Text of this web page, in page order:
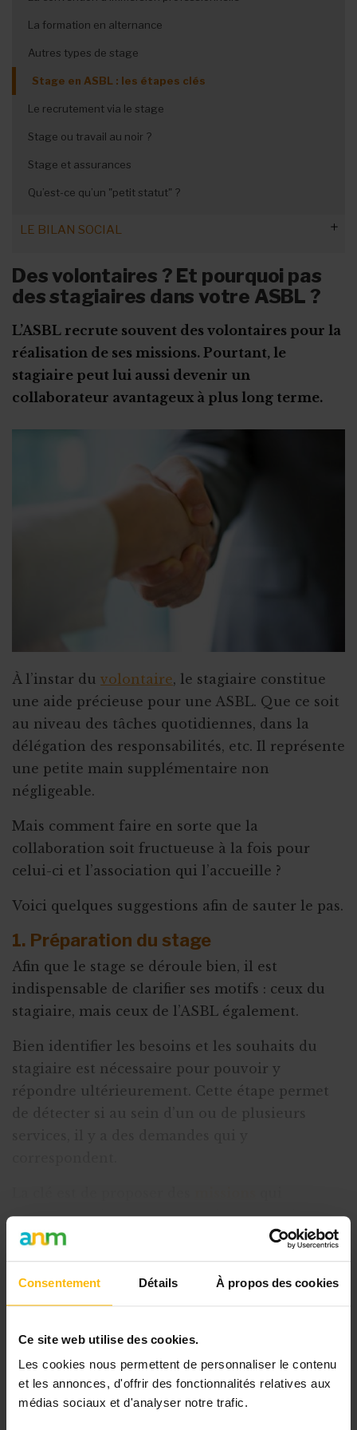
Consentement Détails À propos des cookies
Ce site web utilise des cookies.
Les cookies nous permettent de personnaliser le contenu
et les annonces, d'offrir des fonctionnalités relatives aux
médias sociaux et d'analyser notre trafic.
Les outils de la concertation interne
Licenciement et préavis
Rupture du contrat à l’amiable
Rupture pour faute grave
Subsides et licenciement
Fin ou rupture du contrat étudiant
Les formalités administratives
Non-respect de la convention de stage
La formation en alternance
Autres types de stage
Stage en ASBL : les étapes clés
Le recrutement via le stage
Stage ou travail au noir ?
Stage et assurances
Qu’est-ce qu’un "petit statut" ?
LE BILAN SOCIAL
Quelles informations faut-il donner ?
Quand et comment le publier ?
Les types de formation à prendre en compte
Des volontaires ? Et pourquoi pas
des stagiaires dans votre ASBL ?
L’ASBL recrute souvent des volontaires pour la
réalisation de ses missions. Pourtant, le
stagiaire peut lui aussi devenir un
collaborateur avantageux à plus long terme.
À l’instar du volontaire, le stagiaire constitue
une aide précieuse pour une ASBL. Que ce soit
au niveau des tâches quotidiennes, dans la
délégation des responsabilités, etc. Il représente
une petite main supplémentaire non
négligeable.
Mais comment faire en sorte que la
collaboration soit fructueuse à la fois pour
celui-ci et l’association qui l’accueille ?
Voici quelques suggestions afin de sauter le pas.
1. Préparation du stage
Afin que le stage se déroule bien, il est
indispensable de clarifier ses motifs : ceux du
stagiaire, mais ceux de l’ASBL également.
Bien identifier les besoins et les souhaits du
stagiaire est nécessaire pour pouvoir y
répondre ultérieurement. Cette étape permet
s’inscrivent dans le projet pédagogique de
l’étud
L’abonnement MonASBL vous donne
un accès complet à des ressources
pratiques et à une expertise actualisée
pour gérer efficacement votre ASBL.